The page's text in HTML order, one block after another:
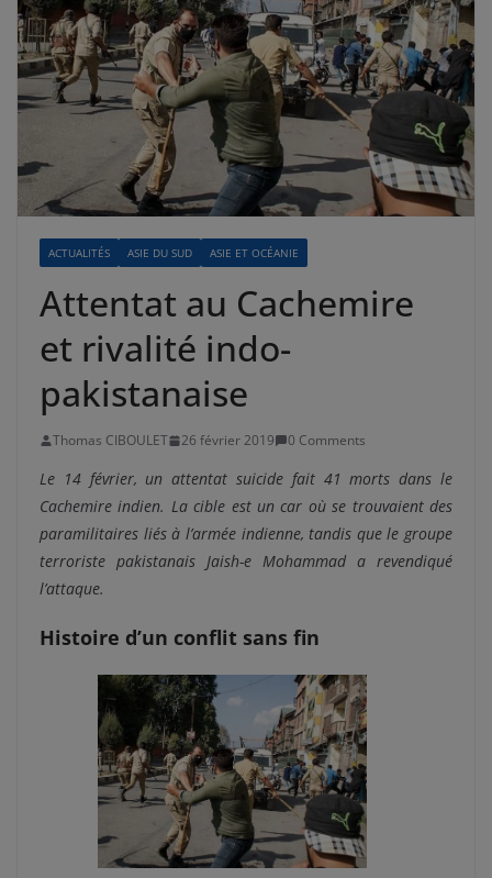
ACTUALITÉS ASIE DU SUD ASIE ET OCÉANIE
Attentat au Cachemire
et rivalité indo-
pakistanaise
Thomas CIBOULET 26 février 2019 0 Comments
Le 14 février, un attentat suicide fait 41 morts dans le
Cachemire indien. La cible est un car où se trouvaient des
paramilitaires liés à l’armée indienne, tandis que le groupe
terroriste pakistanais Jaish-e Mohammad a revendiqué
l’attaque.
Histoire d’un conflit sans fin